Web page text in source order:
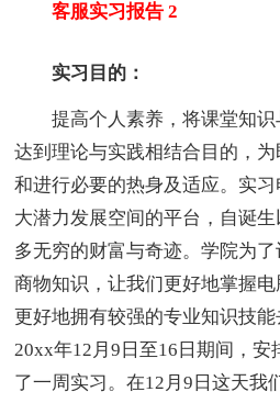
客服实习报告 2
实习目的：
提高个人素养，将课堂知识
达到理论与实践相结合目的，
和进行必要的热身及适应。实
大潜力发展空间的平台，自诞
多无穷的财富与奇迹。学院为
商物知识，让我们更好地掌握
更好地拥有较强的专业知识技
20xx年12月9日至16日期间，
了一周实习。在12月9日这天我